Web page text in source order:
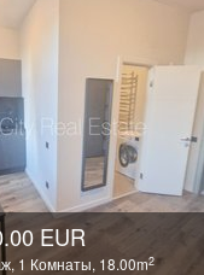
EUR
1 Комнаты, 18.00m2